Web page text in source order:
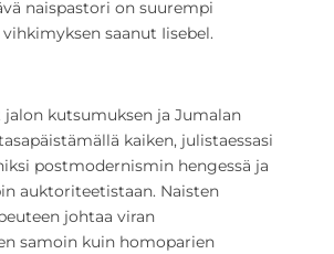
naispastori on suurempi
saanut Iisebel.
kutsumuksen ja Jumalan
kaiken, julistaessasi
postmodernismin hengessä ja
auktoriteetistaan. Naisten
johtaa viran
samoin kuin homoparien